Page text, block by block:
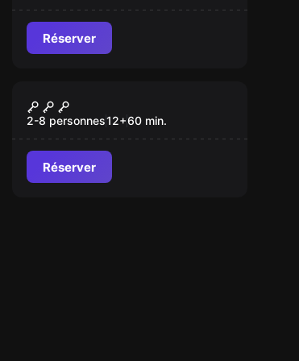
Réserver
Nouveau
Le Casse du Diamant
2-8 personnes12+60 min.
Réserver